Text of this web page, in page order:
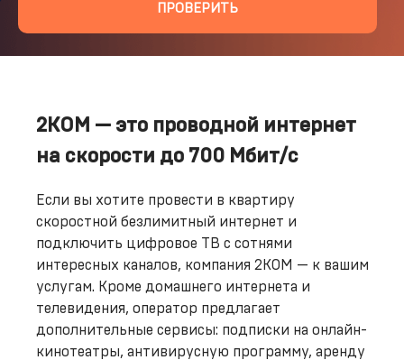
ПРОВЕРИТЬ
2КОМ — это проводной интернет
на скорости до 700 Мбит/с
Если вы хотите провести в квартиру
скоростной безлимитный интернет и
подключить цифровое ТВ с сотнями
интересных каналов, компания 2КОМ — к вашим
услугам. Кроме домашнего интернета и
телевидения, оператор предлагает
дополнительные сервисы: подписки на онлайн-
кинотеатры, антивирусную программу, аренду